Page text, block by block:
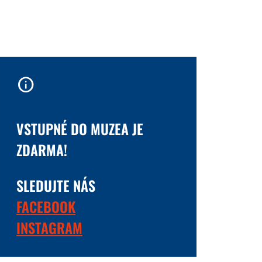
info
VSTUPNÉ DO MUZEA JE
ZDARMA!
SLEDUJTE NÁS
FACEBOOK
INSTAGRAM